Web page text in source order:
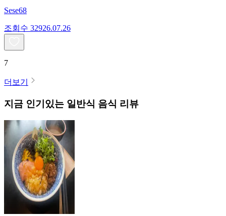
Sese68
조회수 32926.07.26
7
더보기
지금 인기있는 일반식 음식 리뷰